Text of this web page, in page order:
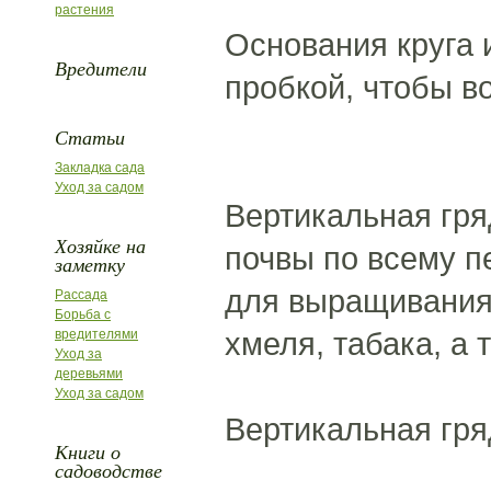
растения
Вредители
Статьи
Закладка сада
Уход за садом
Хозяйке на
заметку
Рассада
Борьба с
вредителями
Уход за
деревьями
Уход за садом
Книги о
садоводстве
Основания круга
пробкой, чтобы
Вертикальная
почвы по всему
для
хмеля, табака, а
Вертикальная